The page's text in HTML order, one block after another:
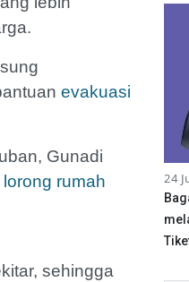
evakuasi
Gunadi
lorong rumah
sehingga
24